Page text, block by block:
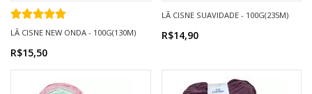
LÃ CISNE NEW ONDA - 100G(130M)
R$15,50
LÃ CISNE SUAVIDADE - 100G(235M)
R$14,90